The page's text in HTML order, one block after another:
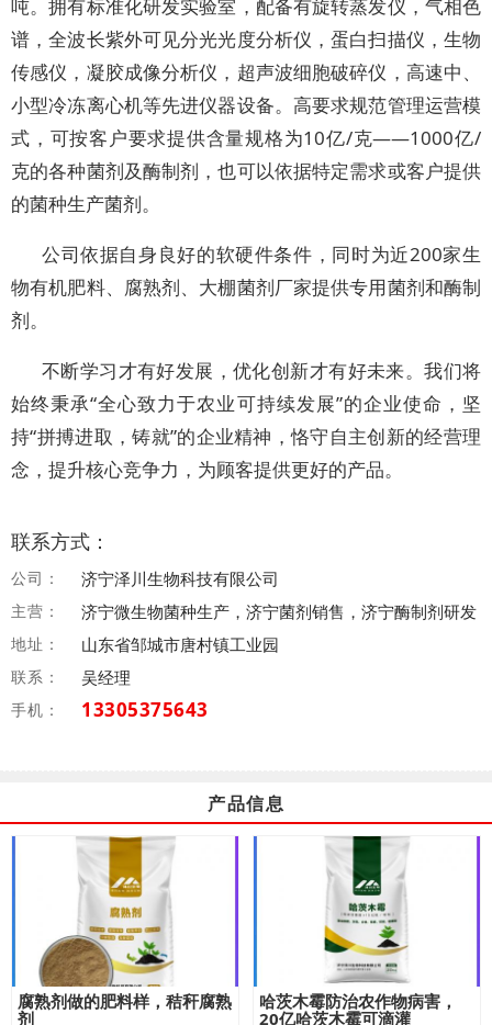
吨。拥有标准化研发实验室，配备有旋转蒸发仪，气相色
谱，全波长紫外可见分光光度分析仪，蛋白扫描仪，生物
传感仪，凝胶成像分析仪，超声波细胞破碎仪，高速中、
小型冷冻离心机等先进仪器设备。高要求规范管理运营模
式，可按客户要求提供含量规格为10亿/克——1000亿/
克的各种菌剂及酶制剂，也可以依据特定需求或客户提供
的菌种生产菌剂。
公司依据自身良好的软硬件条件，同时为近200家生
物有机肥料、腐熟剂、大棚菌剂厂家提供专用菌剂和酶制
剂。
不断学习才有好发展，优化创新才有好未来。我们将
始终秉承“全心致力于农业可持续发展”的企业使命，坚
持“拼搏进取，铸就”的企业精神，恪守自主创新的经营理
念，提升核心竞争力，为顾客提供更好的产品。
联系方式：
公司： 济宁泽川生物科技有限公司
主营： 济宁微生物菌种生产，济宁菌剂销售，济宁酶制剂研发
地址： 山东省邹城市唐村镇工业园
联系： 吴经理
手机： 13305375643
产品信息
腐熟剂做的肥料样，秸秆腐熟
剂
哈茨木霉防治农作物病害，
20亿哈茨木霉可滴灌